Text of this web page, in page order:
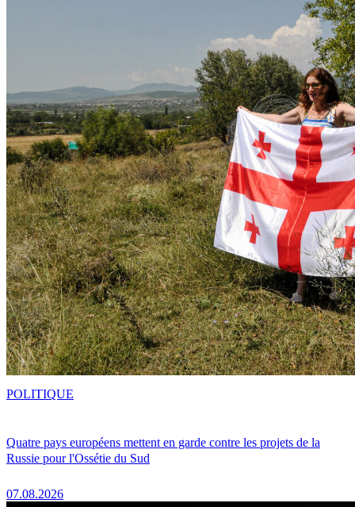
Quatre pays européens mettent en garde contre les projets de la
Russie pour l'Ossétie du Sud
07.08.2026
POLITIQUE